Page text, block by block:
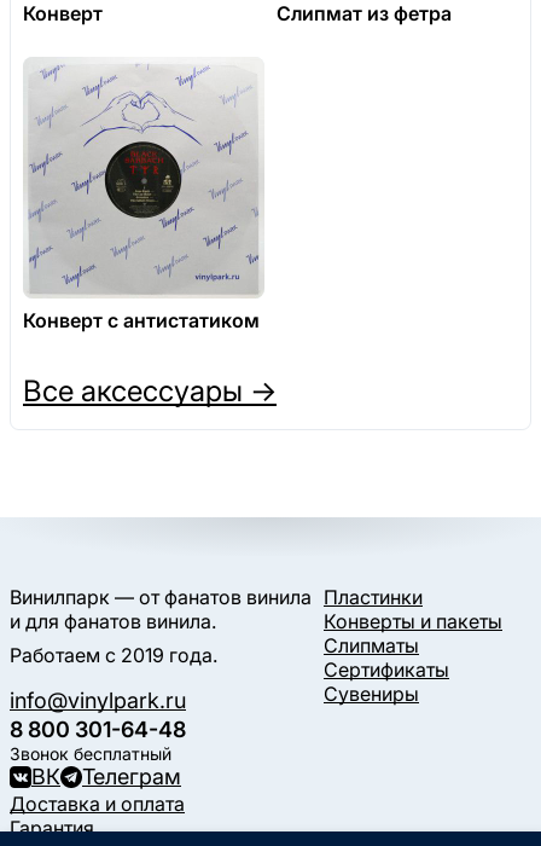
Конверт Слипмат из фетра
Конверт с антистатиком
Все аксессуары →
Винилпарк — от фанатов винила
и для фанатов винила.
Работаем с 2019 года.
info@vinylpark.ru
8 800 301-64-48
Звонок бесплатный
ВК Телеграм
Пластинки
Конверты и пакеты
Слипматы
Сертификаты
Сувениры
Доставка и оплата
Гарантия